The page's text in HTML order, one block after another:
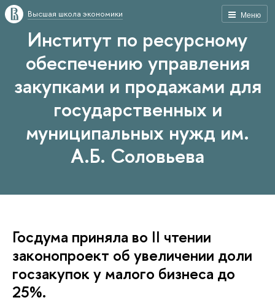
Меню
Высшая школа экономики
Институт по ресурсному
обеспечению управления
закупками и продажами для
государственных и
муниципальных нужд им.
А.Б. Соловьева
Госдума приняла во II чтении
законопроект об увеличении доли
госзакупок у малого бизнеса до
25%.